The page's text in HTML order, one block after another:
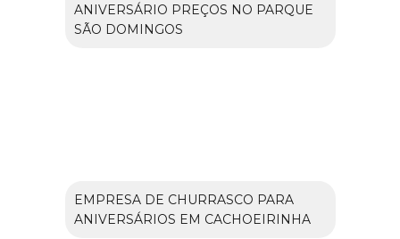
ANIVERSÁRIO PREÇOS NO PARQUE
SÃO DOMINGOS
EMPRESA DE CHURRASCO PARA
ANIVERSÁRIOS EM CACHOEIRINHA